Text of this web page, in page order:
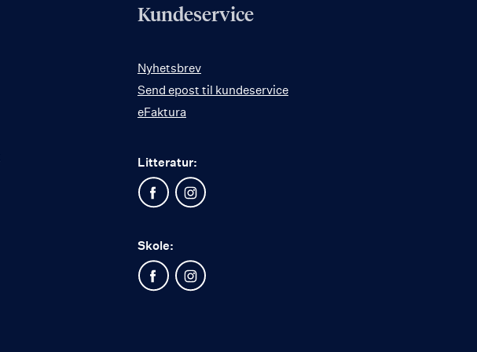
Kundeservice
Nyhetsbrev
Send epost til kundeservice
eFaktura
Litteratur:
Skole: